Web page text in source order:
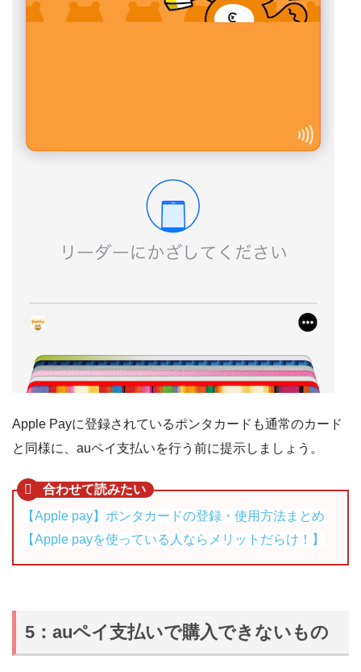
Apple Payに登録されているポンタカードも通常のカード
と同様に、auペイ支払いを行う前に提示しましょう。
【Apple pay】ポンタカードの登録・使用方法まとめ
【Apple payを使っている人ならメリットだらけ！】
5：auペイ支払いで購入できないもの